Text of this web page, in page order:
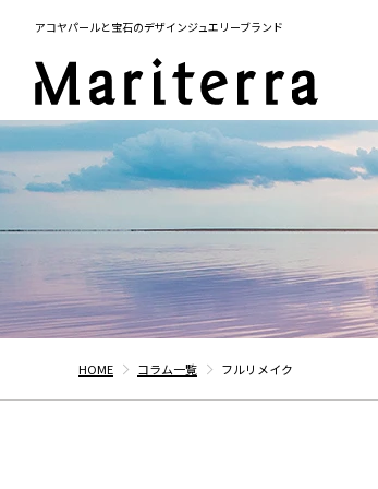
アコヤパールと宝石のデザインジュエリーブランド
HOME コラム一覧 フルリメイク